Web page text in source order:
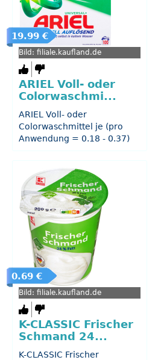
19.99 €
Bild: filiale.kaufland.de
ARIEL Voll- oder
Colorwaschmi...
ARIEL Voll- oder
Colorwaschmittel je (pro
Anwendung = 0.18 - 0.37)
0.69 €
Bild: filiale.kaufland.de
K-CLASSIC Frischer
Schmand 24...
K-CLASSIC Frischer